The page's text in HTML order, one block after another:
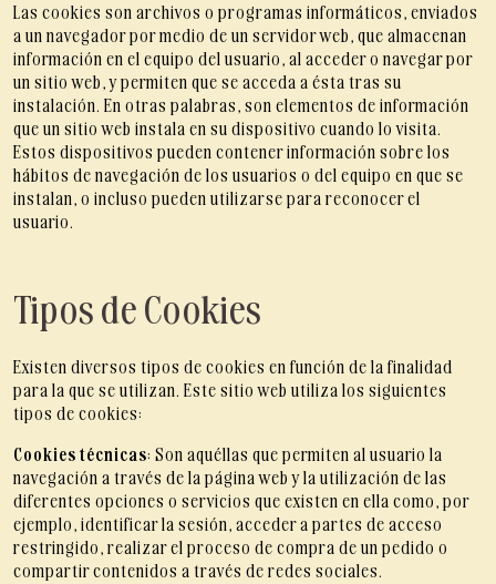
Las cookies son archivos o programas informáticos, enviados
a un navegador por medio de un servidor web, que almacenan
información en el equipo del usuario, al acceder o navegar por
un sitio web, y permiten que se acceda a ésta tras su
instalación. En otras palabras, son elementos de información
que un sitio web instala en su dispositivo cuando lo visita.
Estos dispositivos pueden contener información sobre los
hábitos de navegación de los usuarios o del equipo en que se
instalan, o incluso pueden utilizarse para reconocer el
usuario.
Tipos de Cookies
Existen diversos tipos de cookies en función de la finalidad
para la que se utilizan. Este sitio web utiliza los siguientes
tipos de cookies:
Cookies técnicas: Son aquéllas que permiten al usuario la
navegación a través de la página web y la utilización de las
diferentes opciones o servicios que existen en ella como, por
ejemplo, identificar la sesión, acceder a partes de acceso
restringido, realizar el proceso de compra de un pedido o
compartir contenidos a través de redes sociales.